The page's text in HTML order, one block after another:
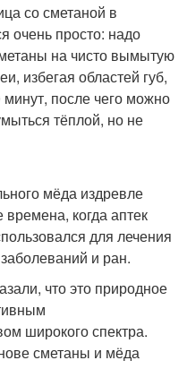
со сметаной в
очень просто: надо
на чисто вымытую
избегая областей губ,
после чего можно
тёплой, но не
мёда издревле
когда аптек
для лечения
и ран.
что это природное
широкого спектра.
сметаны и мёда